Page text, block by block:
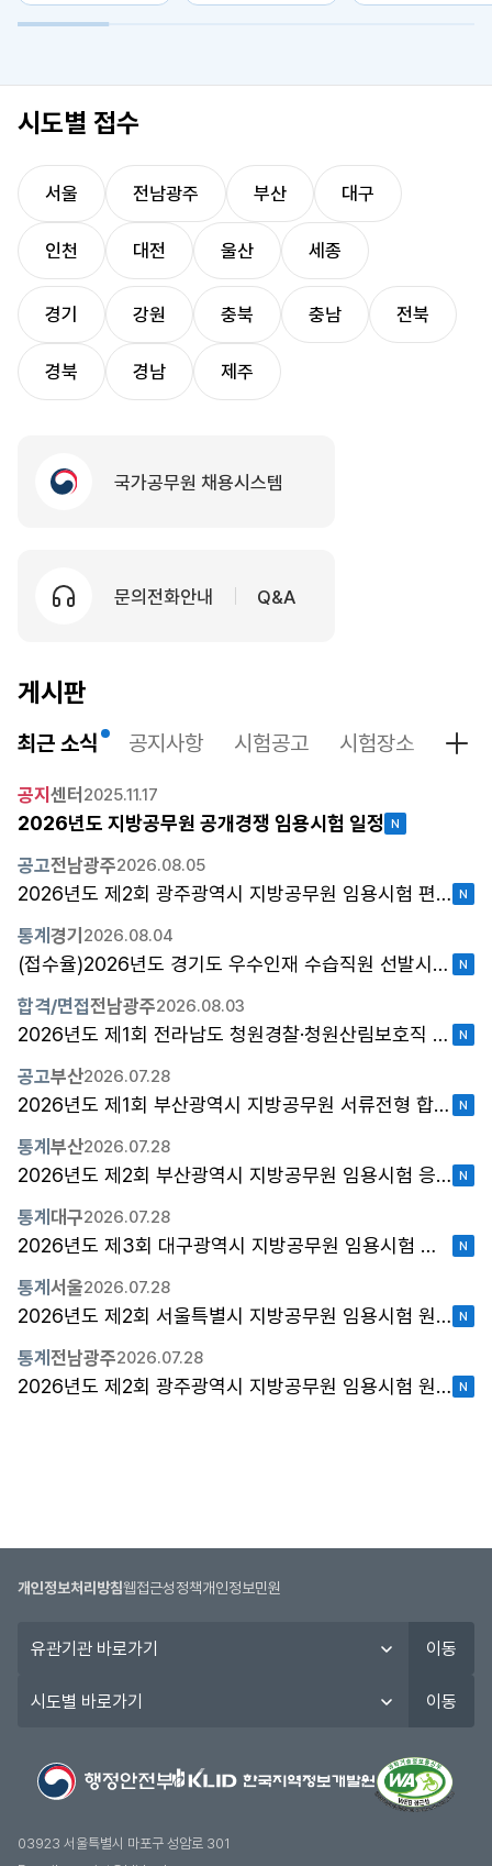
시도별 접수
서울 전남광주 부산 대구
인천 대전 울산 세종
경기 강원 충북 충남 전북
경북 경남 제주
국가공무원 채용시스템
문의전화안내 Q&A
게시판
최근 소식 공지사항 시험공고 시험장소 시험
공지 센터 2025.11.17
2026년도 지방공무원 공개경쟁 임용시험 일정
공고전남광주2026.08.05
2026년도 제2회 광주광역시 지방공무원 임용시험 편의지원 심사결과 안내
통계 경기 2026.08.04
(접수율)2026년도 경기도 우수인재 수습직원 선발시험 원서접수 현황(잠정)
합격/면접전남광주2026.08.03
2026년도 제1회 전라남도 청원경찰·청원산림보호직 채용시험 최종합격자 및 임용후보자 등록 안내 공고？
공고부산2026.07.28
2026년도 제1회 부산광역시 지방공무원 서류전형 합격자 공고(농촌지도직)
통계 부산2026.07.28
2026년도 제2회 부산광역시 지방공무원 임용시험 응시원서 접수 현황
통계 대구2026.07.28
2026년도 제3회 대구광역시 지방공무원 임용시험 출원자 현황
통계 서울2026.07.28
2026년도 제2회 서울특별시 지방공무원 임용시험 원서 접수 현황
통계 전남광주2026.07.28
2026년도 제2회 광주광역시 지방공무원 임용시험 원서접수 현황
최
개인정보처리방침웹접근성정책개인정보민원
관
이동
도
기
이동
03923 서울특별시 마포구 성암로 301